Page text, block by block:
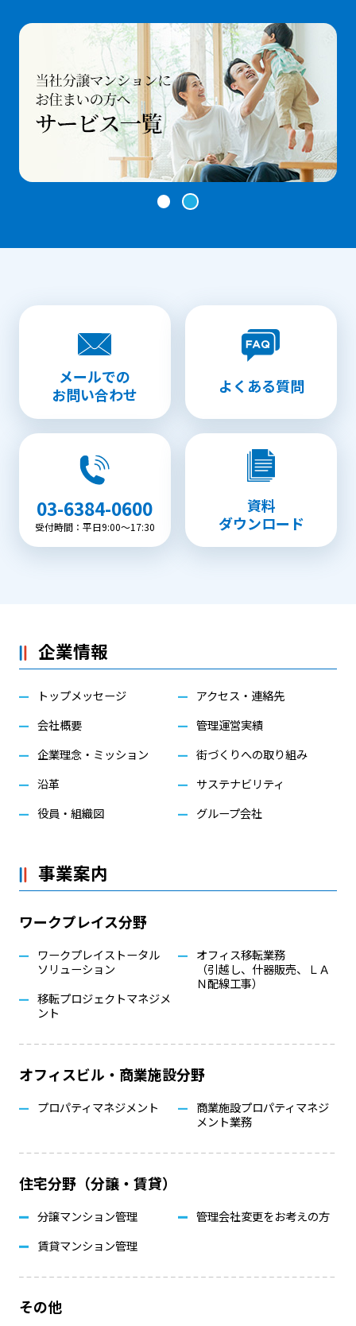
メールでの
お問い合わせ
よくある質問
03-6384-0600
受付時間：平日9:00〜17:30
資料
ダウンロード
企業情報
トップメッセージ
会社概要
企業理念・ミッション
沿革
役員・組織図
アクセス・連絡先
管理運営実績
街づくりへの取り組み
サステナビリティ
グループ会社
事業案内
ワークプレイス分野
ワークプレイストータル
ソリューション
移転プロジェクトマネジメ
ント
オフィス移転業務
（引越し、什器販売、ＬＡ
Ｎ配線工事）
オフィスビル・商業施設分野
プロパティマネジメント
商業施設プロパティマネジ
メント業務
住宅分野（分譲・賃貸）
分譲マンション管理
賃貸マンション管理
管理会社変更をお考えの方
その他